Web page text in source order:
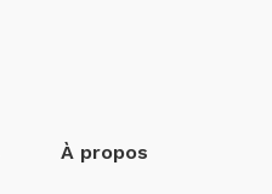
À propos